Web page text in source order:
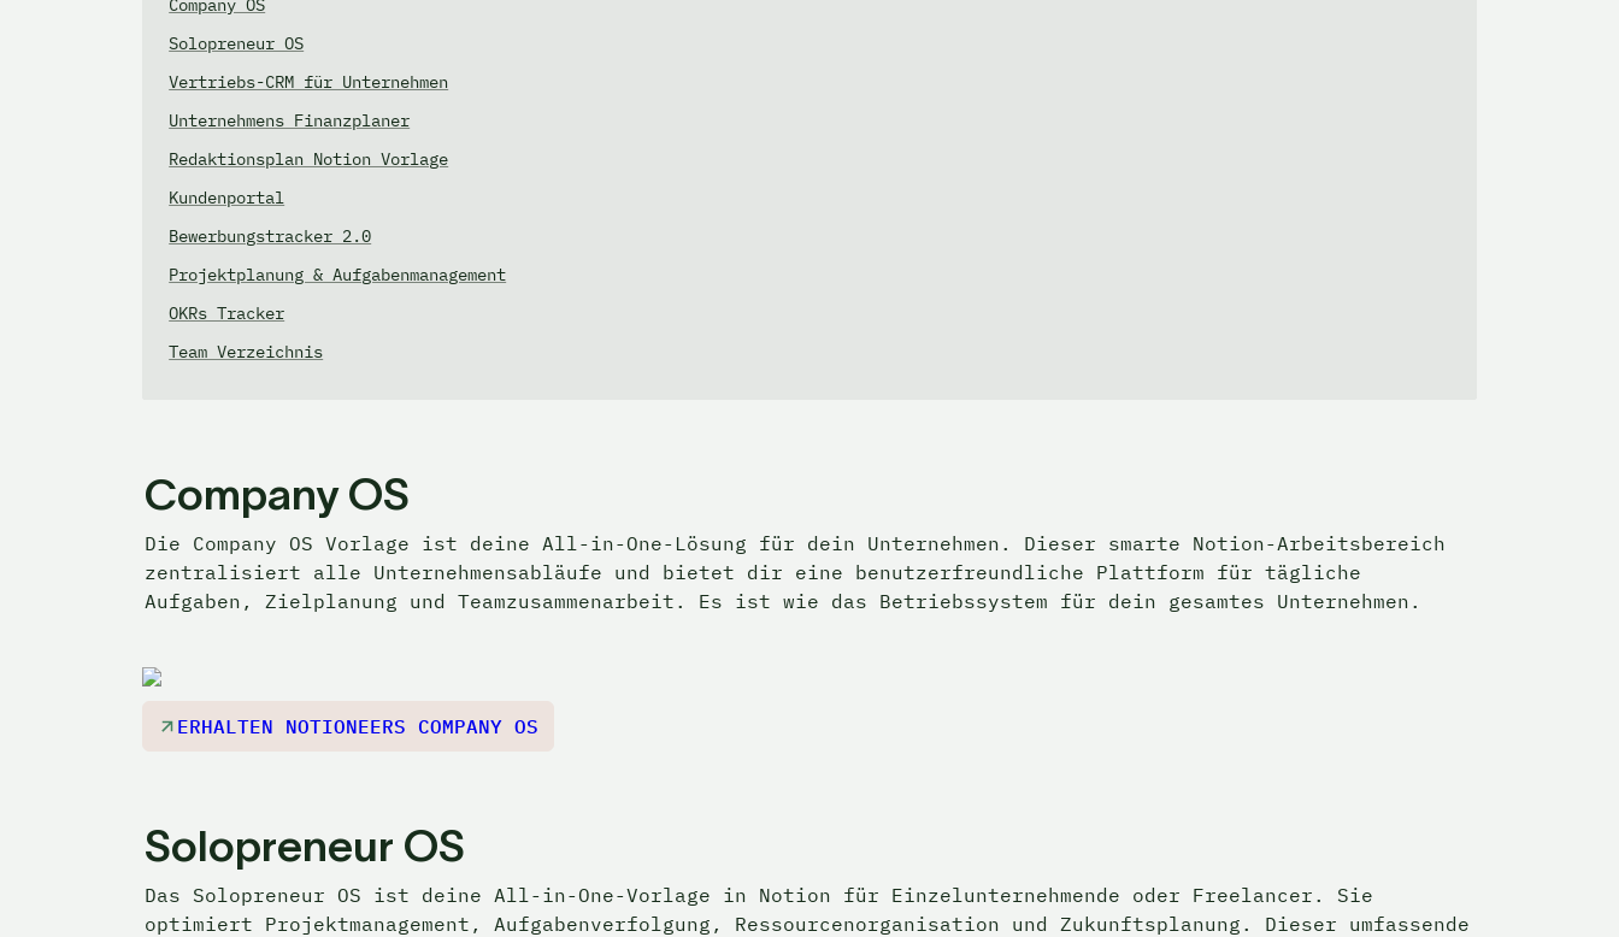
Company OS
Solopreneur OS
Vertriebs-CRM für Unternehmen
Unternehmens Finanzplaner
Redaktionsplan Notion Vorlage
Kundenportal
Bewerbungstracker 2.0
Projektplanung & Aufgabenmanagement
OKRs Tracker
Team Verzeichnis
Company OS
Die Company OS Vorlage ist deine All-in-One-Lösung für dein Unternehmen. Dieser smarte Notion-Arbeitsbereich
zentralisiert alle Unternehmensabläufe und bietet dir eine benutzerfreundliche Plattform für tägliche
Aufgaben, Zielplanung und Teamzusammenarbeit. Es ist wie das Betriebssystem für dein gesamtes Unternehmen.
ERHALTEN NOTIONEERS COMPANY OS
Solopreneur OS
Das Solopreneur OS ist deine All-in-One-Vorlage in Notion für Einzelunternehmende oder Freelancer. Sie
optimiert Projektmanagement, Aufgabenverfolgung, Ressourcenorganisation und Zukunftsplanung. Dieser umfassende